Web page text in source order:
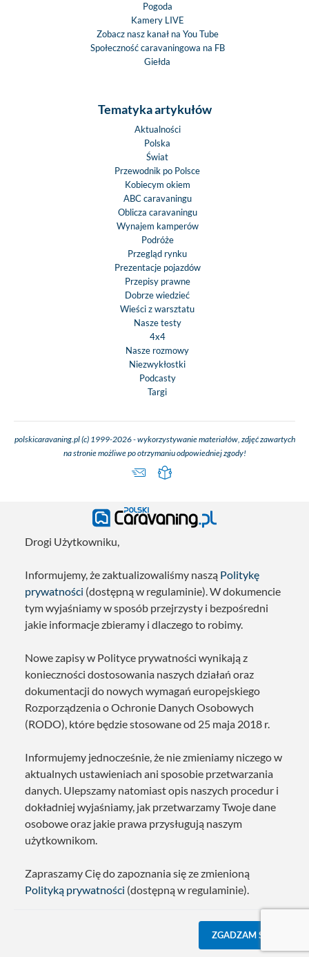
Pogoda
Kamery LIVE
Zobacz nasz kanał na You Tube
Społeczność caravaningowa na FB
Giełda
Tematyka artykułów
Aktualności
Polska
Świat
Przewodnik po Polsce
Kobiecym okiem
ABC caravaningu
Oblicza caravaningu
Wynajem kamperów
Podróże
Przegląd rynku
Prezentacje pojazdów
Przepisy prawne
Dobrze wiedzieć
Wieści z warsztatu
Nasze testy
4x4
Nasze rozmowy
Niezwykłostki
Podcasty
Targi
polskicaravaning.pl (c) 1999-2026 - wykorzystywanie materiałów, zdjęć zawartych
na stronie możliwe po otrzymaniu odpowiedniej zgody!
Drogi Użytkowniku,
Informujemy, że zaktualizowaliśmy naszą Politykę
prywatności (dostępną w regulaminie). W dokumencie
tym wyjaśniamy w sposób przejrzysty i bezpośredni
jakie informacje zbieramy i dlaczego to robimy.
Nowe zapisy w Polityce prywatności wynikają z
konieczności dostosowania naszych działań oraz
dokumentacji do nowych wymagań europejskiego
Rozporządzenia o Ochronie Danych Osobowych
(RODO), które będzie stosowane od 25 maja 2018 r.
Informujemy jednocześnie, że nie zmieniamy niczego w
aktualnych ustawieniach ani sposobie przetwarzania
danych. Ulepszamy natomiast opis naszych procedur i
dokładniej wyjaśniamy, jak przetwarzamy Twoje dane
osobowe oraz jakie prawa przysługują naszym
użytkownikom.
Zapraszamy Cię do zapoznania się ze zmienioną
Polityką prywatności (dostępną w regulaminie).
ZGADZAM SIĘ